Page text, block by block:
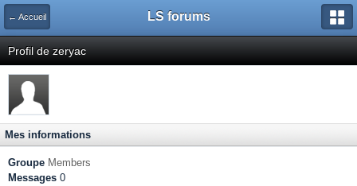
← Accueil LS forums
Profil de zeryac
Mes informations
Groupe Members
Messages 0